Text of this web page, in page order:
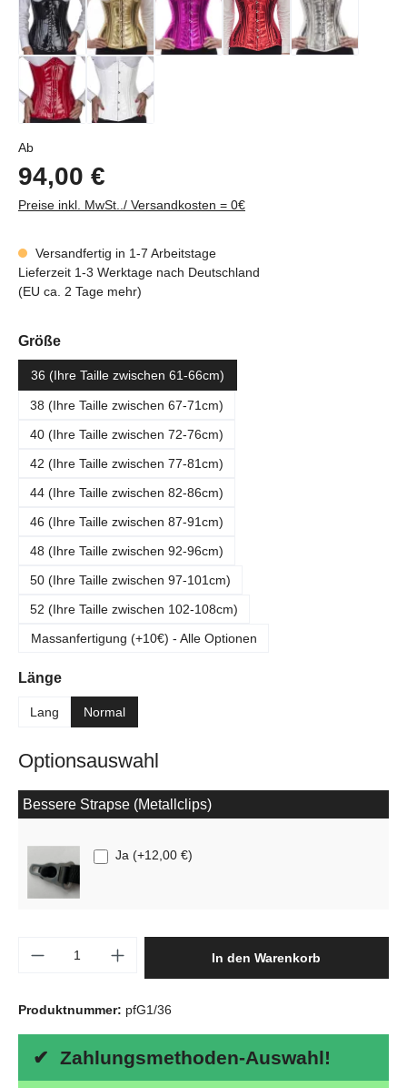
AbRegulärer Preis:
94,00 €
Preise inkl. MwSt../ Versandkosten = 0€
Versandfertig in 1-7 Arbeitstage
Lieferzeit 1-3 Werktage nach Deutschland
(EU ca. 2 Tage mehr)
Größeauswählen
36 (Ihre Taille zwischen 61-66cm)
38 (Ihre Taille zwischen 67-71cm)
40 (Ihre Taille zwischen 72-76cm)
42 (Ihre Taille zwischen 77-81cm)
44 (Ihre Taille zwischen 82-86cm)
46 (Ihre Taille zwischen 87-91cm)
48 (Ihre Taille zwischen 92-96cm)
50 (Ihre Taille zwischen 97-101cm)
52 (Ihre Taille zwischen 102-108cm)
Massanfertigung (+10€) - Alle Optionen
Längeauswählen
Lang Normal
Optionsauswahl
Bessere Strapse (Metallclips)
Ja (+12,00 €)
Produkt Anzahl: Gib den gewünschten
In den Warenkorb
Produktnummer: pfG1/36
✔ Zahlungsmethoden-Auswahl!